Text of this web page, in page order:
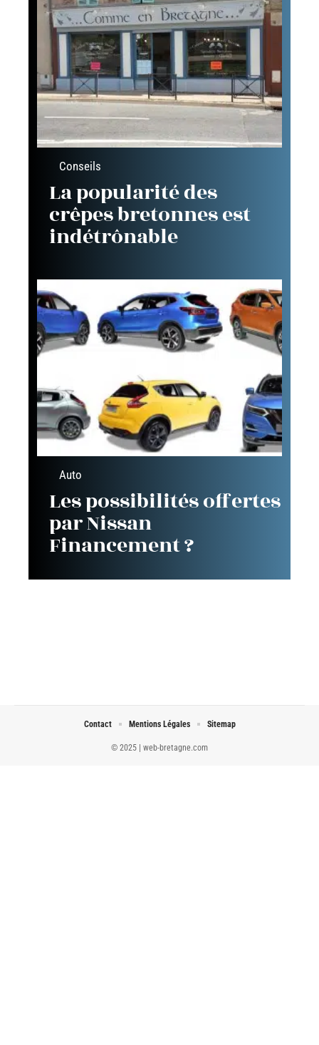
Conseils
La popularité des
crêpes bretonnes est
indétrônable
Auto
Les possibilités offertes
par Nissan
Financement ?
© 2025 | web-bretagne.com
Contact Mentions Légales Sitemap